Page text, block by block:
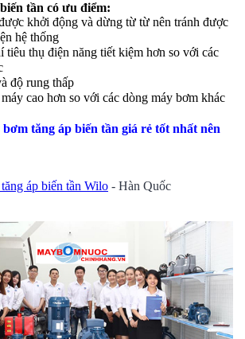
tần có ưu điểm:
khởi động và dừng từ từ nên tránh được
hệ thống
thụ điện năng tiết kiệm hơn so với các
độ rung thấp
cao hơn so với các dòng máy bơm khác
tăng áp biến tần giá rẻ tốt nhất nên
áp biến tần Wilo - Hàn Quốc